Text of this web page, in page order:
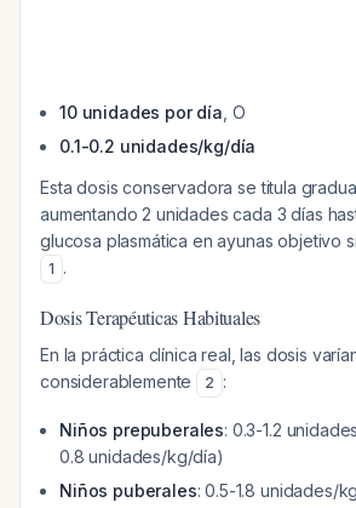
10 unidades por día , O
0.1-0.2 unidades/kg/día
Esta dosis conservadora se titula
aumentando 2 unidades cada 3 días
glucosa plasmática en ayunas objetivo
1 .
Dosis Terapéuticas Habituales
En la práctica clínica real, las dosis
considerablemente
2 :
Niños prepuberales: 0.3-1.2
0.8 unidades/kg/día)
Niños puberales: 0.5-1.8 unidades/